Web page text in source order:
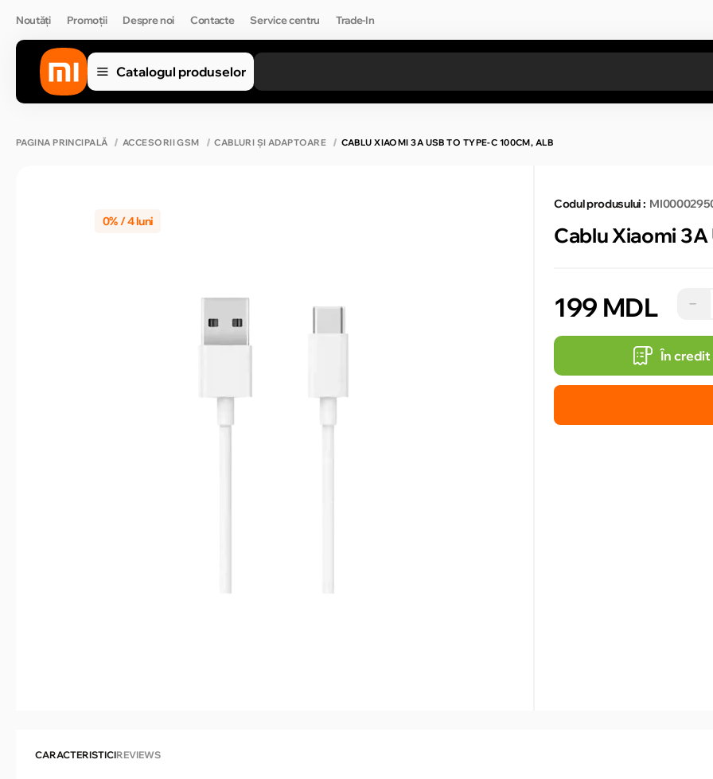
Noutăți Promoții Despre noi Contacte Service centru Trade-In
Catalogul produselor
PAGINA PRINCIPALĂ ACCESORII GSM CABLURI ȘI ADAPTOARE CABLU XIAOMI 3A USB TO TYPE-C 100CM, ALB
0% / 4 luni
Codul produsului :
Cablu Xiaomi
199 MDL −
În credit
CARACTERISTICIREVIEWS